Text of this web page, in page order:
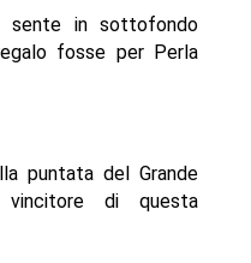
sente in sottofondo
fosse per Perla
puntata del Grande
di questa